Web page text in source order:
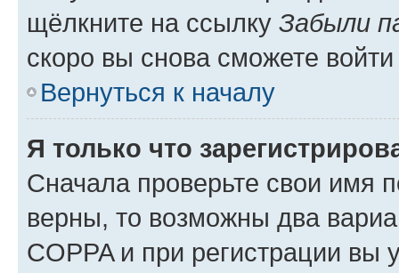
щёлкните на ссылку Забыли
скоро вы снова сможете
Вернуться к началу
Я только что
Сначала проверьте свои имя
верны, то возможны два
COPPA и при регистрации вы